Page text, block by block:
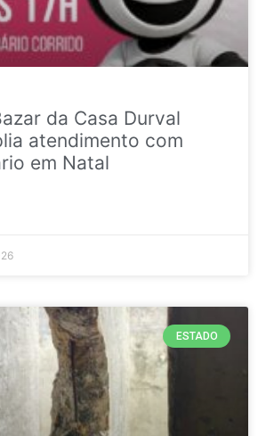
da Casa Durval
atendimento com
em Natal
ESTADO